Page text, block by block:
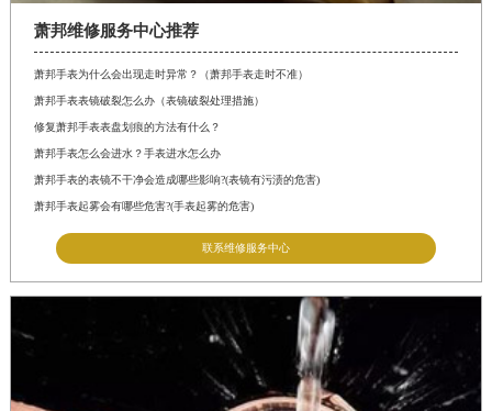
萧邦维修服务中心推荐
萧邦手表为什么会出现走时异常？（萧邦手表走时不准）
萧邦手表表镜破裂怎么办（表镜破裂处理措施）
修复萧邦手表表盘划痕的方法有什么？
萧邦手表怎么会进水？手表进水怎么办
萧邦手表的表镜不干净会造成哪些影响?(表镜有污渍的危害)
萧邦手表起雾会有哪些危害?(手表起雾的危害)
联系维修服务中心